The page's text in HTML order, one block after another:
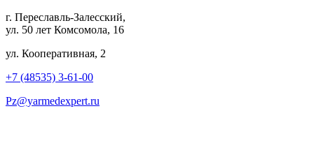
г. Переславль-Залесский,
ул. 50 лет Комсомола, 16
ул. Кооперативная, 2
+7 (48535) 3-61-00
Pz@yarmedexpert.ru